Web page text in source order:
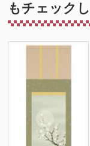
もチェック